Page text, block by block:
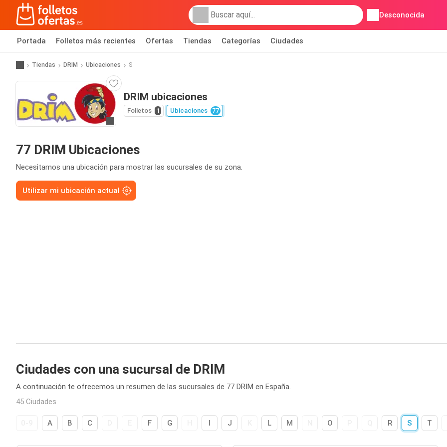
Desconocida
Portada Folletos más recientes Ofertas Tiendas Categorías Ciudades
Tiendas DRIM Ubicaciones S
DRIM ubicaciones
Folletos 1 Ubicaciones 77
77 DRIM Ubicaciones
Necesitamos una ubicación para mostrar las sucursales de su zona.
Utilizar mi ubicación actual
Ciudades con una sucursal de DRIM
A continuación te ofrecemos un resumen de las sucursales de 77 DRIM en España.
45 Ciudades
A B C F G I J L M O R S T